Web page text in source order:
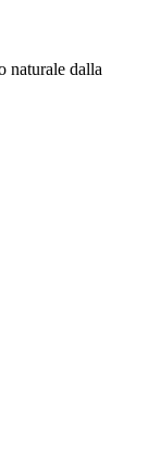
naturale dalla